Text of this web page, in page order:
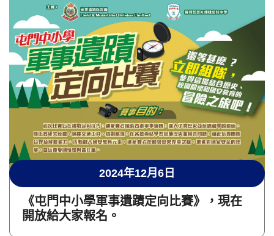
2024年12月6日
《屯門中小學軍事遺蹟定向比賽》，現在
開放給大家報名。